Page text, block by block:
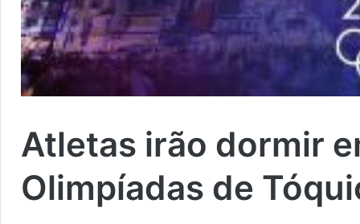
Atletas irão dormir
Olimpíadas de